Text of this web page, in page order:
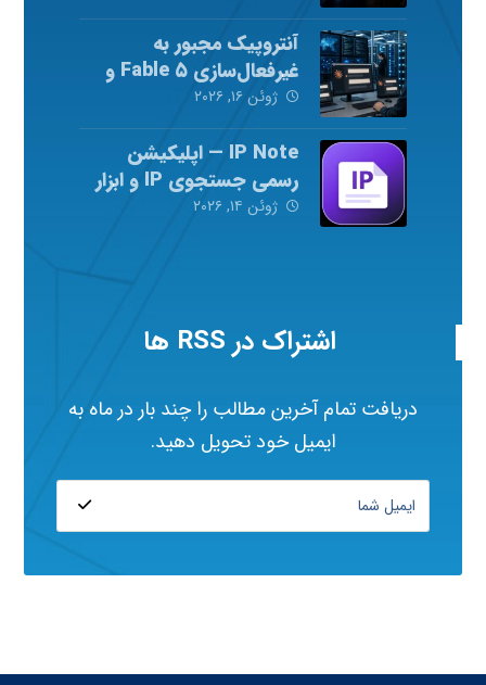
آنتروپیک مجبور به
غیرفعال‌سازی Fable ۵ و
Mythos ۵ شد
ژوئن ۱۶, ۲۰۲۶
IP Note — اپلیکیشن
رسمی جستجوی IP و ابزار
شبکه
ژوئن ۱۴, ۲۰۲۶
اشتراک در RSS ها
دریافت تمام آخرین مطالب را چند بار در ماه به
ایمیل خود تحویل دهید.